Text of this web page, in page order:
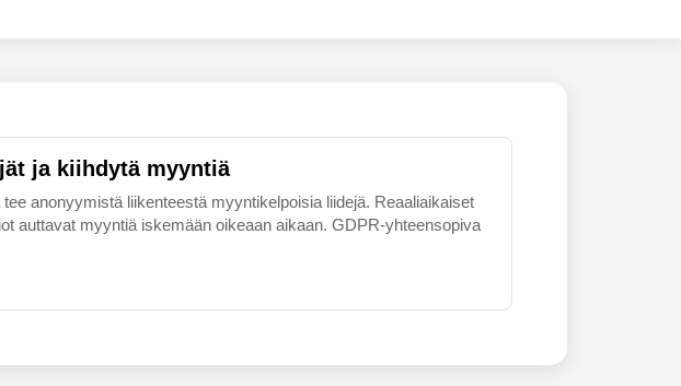
ja kiihdytä myyntiä
anonyymistä liikenteestä myyntikelpoisia liidejä. Reaaliaikaiset
auttavat myyntiä iskemään oikeaan aikaan. GDPR-yhteensopiva